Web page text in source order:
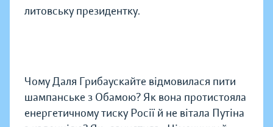
литовську президентку.
Чому Даля Грибаускайте відмовилася пити
шампанське з Обамою? Як вона протистояла
енергетичному тиску Росії й не вітала Путіна